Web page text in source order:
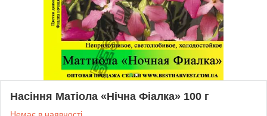
Насіння Матіола «Нічна Фіалка» 100 г
Немає в наявності